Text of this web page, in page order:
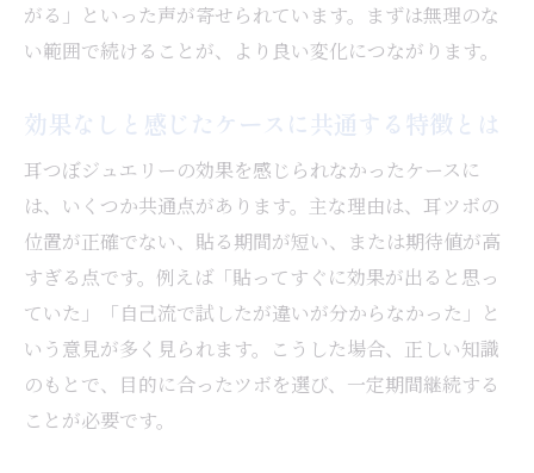
がる」といった声が寄せられています。まずは無理のな
い範囲で続けることが、より良い変化につながります。
効果なしと感じたケースに共通する特徴とは
耳つぼジュエリーの効果を感じられなかったケースに
は、いくつか共通点があります。主な理由は、耳ツボの
位置が正確でない、貼る期間が短い、または期待値が高
すぎる点です。例えば「貼ってすぐに効果が出ると思っ
ていた」「自己流で試したが違いが分からなかった」と
いう意見が多く見られます。こうした場合、正しい知識
のもとで、目的に合ったツボを選び、一定期間継続する
ことが必要です。